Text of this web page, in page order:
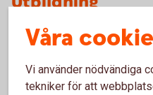
Påhlmans Handelsinstitut,
Södertörns Högskola,
SwedSec-licens bolån
Våra
Vi använder nödvändiga
tekniker för att